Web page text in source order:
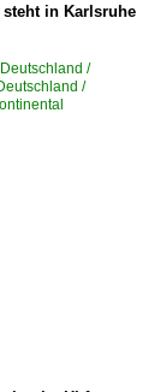
steht in Karlsruhe
Deutschland /
/